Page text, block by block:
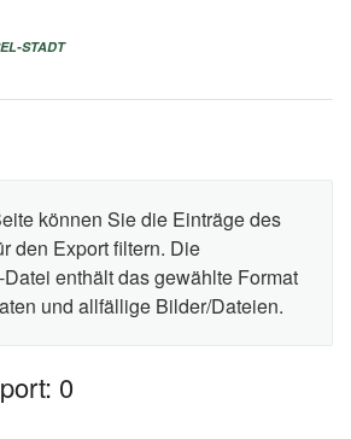
STADT
können Sie die Einträge des
den Export filtern. Die
enthält das gewählte Format
und allfällige Bilder/Dateien.
0